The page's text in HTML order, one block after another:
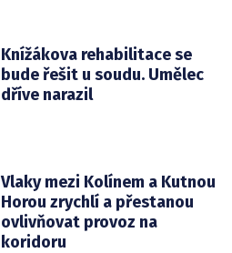
Knížákova rehabilitace se
bude řešit u soudu. Umělec
dříve narazil
Vlaky mezi Kolínem a Kutnou
Horou zrychlí a přestanou
ovlivňovat provoz na
koridoru